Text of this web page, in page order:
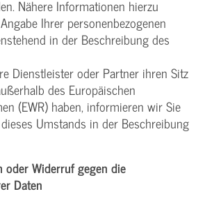
Nähere Informationen hierzu
Ihrer personenbezogenen
in der Beschreibung des
Dienstleister oder Partner ihren Sitz
des Europäischen
(EWR) haben, informieren wir Sie
Umstands in der Beschreibung
oder Widerruf gegen die
Daten